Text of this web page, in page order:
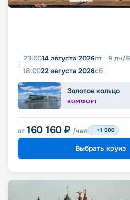
23:0014 августа 2026пт 9 дн/8
18:0022 августа 2026сб
Золотое кольцо
КОМФОРТ
от 160 160 ₽ /чел +1 000
Выбрать круиз